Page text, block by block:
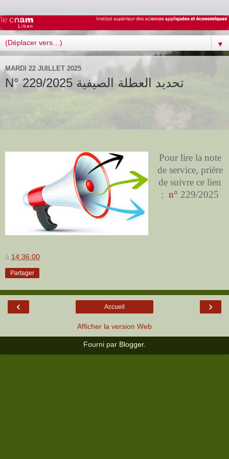
▼
MARDI 22 JUILLET 2025
N° 229/2025 تحديد العطلة الصيفية
Pour lire la note
de service, prière
de suivre ce lien
: n° 229/2025
à 14:36:00
Partager
‹ ›
Accueil
Afficher la version Web
Fourni par Blogger.